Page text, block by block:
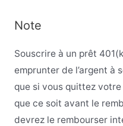
Note
Souscrire à un prêt
emprunter de l’argent à
que si vous quittez
que ce soit avant le
devrez le rembourser